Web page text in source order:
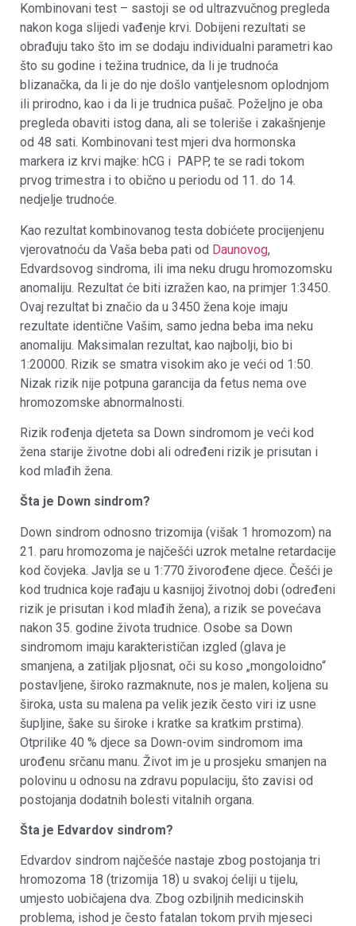
Kombinovani test – sastoji se od ultrazvučnog pregleda
nakon koga slijedi vađenje krvi. Dobijeni rezultati se
obrađuju tako što im se dodaju individualni parametri kao
što su godine i težina trudnice, da li je trudnoća
blizanačka, da li je do nje došlo vantjelesnom oplodnjom
ili prirodno, kao i da li je trudnica pušač. Poželjno je oba
pregleda obaviti istog dana, ali se toleriše i zakašnjenje
od 48 sati. Kombinovani test mjeri dva hormonska
markera iz krvi majke: hCG i PAPP, te se radi tokom
prvog trimestra i to obično u periodu od 11. do 14.
nedjelje trudnoće.
Kao rezultat kombinovanog testa dobićete procijenjenu
vjerovatnoću da Vaša beba pati od Daunovog,
Edvardsovog sindroma, ili ima neku drugu hromozomsku
anomaliju. Rezultat će biti izražen kao, na primjer 1:3450.
Ovaj rezultat bi značio da u 3450 žena koje imaju
rezultate identične Vašim, samo jedna beba ima neku
anomaliju. Maksimalan rezultat, kao najbolji, bio bi
1:20000. Rizik se smatra visokim ako je veći od 1:50.
Nizak rizik nije potpuna garancija da fetus nema ove
hromozomske abnormalnosti.
Rizik rođenja djeteta sa Down sindromom je veći kod
žena starije životne dobi ali određeni rizik je prisutan i
kod mlađih žena.
Šta je Down sindrom?
Down sindrom odnosno trizomija (višak 1 hromozom) na
21. paru hromozoma je najčešći uzrok metalne retardacije
kod čovjeka. Javlja se u 1:770 živorođene djece. Češći je
kod trudnica koje rađaju u kasnijoj životnoj dobi (određeni
rizik je prisutan i kod mlađih žena), a rizik se povećava
nakon 35. godine života trudnice. Osobe sa Down
sindromom imaju karakterističan izgled (glava je
smanjena, a zatiljak pljosnat, oči su koso „mongoloidno“
postavljene, široko razmaknute, nos je malen, koljena su
široka, usta su malena pa velik jezik često viri iz usne
šupljine, šake su široke i kratke sa kratkim prstima).
Otprilike 40 % djece sa Down-ovim sindromom ima
urođenu srčanu manu. Život im je u prosjeku smanjen na
polovinu u odnosu na zdravu populaciju, što zavisi od
postojanja dodatnih bolesti vitalnih organa.
Šta je Edvardov sindrom?
Edvardov sindrom najčešće nastaje zbog postojanja tri
hromozoma 18 (trizomija 18) u svakoj ćeliji u tijelu,
umjesto uobičajena dva. Zbog ozbiljnih medicinskih
problema, ishod je često fatalan tokom prvih mjeseci